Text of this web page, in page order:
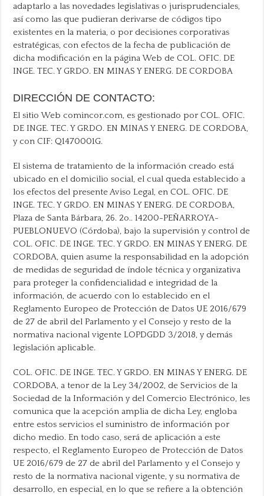
adaptarlo a las novedades legislativas o jurisprudenciales,
así como las que pudieran derivarse de códigos tipo
existentes en la materia, o por decisiones corporativas
estratégicas, con efectos de la fecha de publicación de
dicha modificación en la página Web de COL. OFIC. DE
INGE. TEC. Y GRDO. EN MINAS Y ENERG. DE CORDOBA
DIRECCIÓN DE CONTACTO:
El sitio Web comincor.com, es gestionado por COL. OFIC.
DE INGE. TEC. Y GRDO. EN MINAS Y ENERG. DE CORDOBA,
y con CIF: Q1470001G.
El sistema de tratamiento de la información creado está
ubicado en el domicilio social, el cual queda establecido a
los efectos del presente Aviso Legal, en COL. OFIC. DE
INGE. TEC. Y GRDO. EN MINAS Y ENERG. DE CORDOBA,
Plaza de Santa Bárbara, 26. 2o.. 14200-PEÑARROYA-
PUEBLONUEVO (Córdoba), bajo la supervisión y control de
COL. OFIC. DE INGE. TEC. Y GRDO. EN MINAS Y ENERG. DE
CORDOBA, quien asume la responsabilidad en la adopción
de medidas de seguridad de índole técnica y organizativa
para proteger la confidencialidad e integridad de la
información, de acuerdo con lo establecido en el
Reglamento Europeo de Protección de Datos UE 2016/679
de 27 de abril del Parlamento y el Consejo y resto de la
normativa nacional vigente LOPDGDD 3/2018, y demás
legislación aplicable.
COL. OFIC. DE INGE. TEC. Y GRDO. EN MINAS Y ENERG. DE
CORDOBA, a tenor de la Ley 34/2002, de Servicios de la
Sociedad de la Información y del Comercio Electrónico, les
comunica que la acepción amplia de dicha Ley, engloba
entre estos servicios el suministro de información por
dicho medio. En todo caso, será de aplicación a este
respecto, el Reglamento Europeo de Protección de Datos
UE 2016/679 de 27 de abril del Parlamento y el Consejo y
resto de la normativa nacional vigente, y su normativa de
desarrollo, en especial, en lo que se refiere a la obtención